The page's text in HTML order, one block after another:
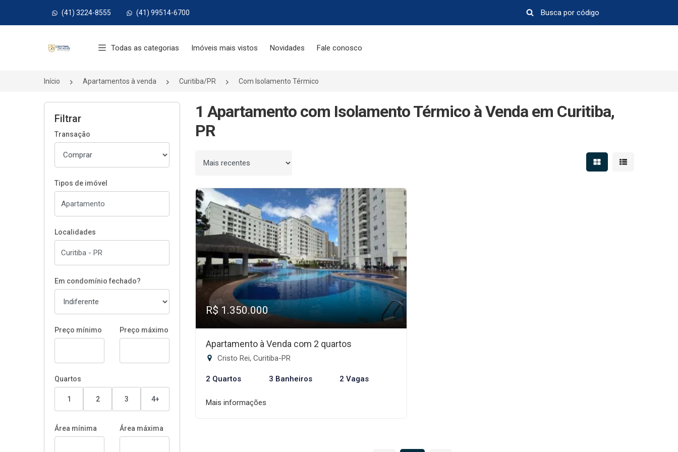
(41) 3224-8555 (41) 99514-6700
Todas as categorias Imóveis mais vistos Novidades Fale conosco
Início Apartamentos à venda Curitiba/PR Com Isolamento Térmico
Filtrar
Transação
Tipos de imóvel
Localidades
Em condomínio fechado?
Preço mínimo Preço máximo
Quartos
1 2 3 4+
Área mínima Área máxima
1 Apartamento com Isolamento Térmico à Venda em Curitiba,
PR
Ordenar por Mostrar resultados em
Mostrar
R$ 1.350.000
Apartamento à Venda com 2 quartos
Cristo Rei, Curitiba-PR
2 Quartos 3 Banheiros 2 Vagas
Mais informações